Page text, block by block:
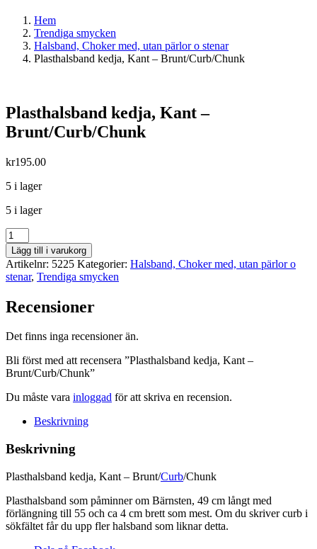
Hem
Trendiga smycken
Halsband, Choker med, utan pärlor o stenar
Plasthalsband kedja, Kant – Brunt/Curb/Chunk
Plasthalsband kedja, Kant –
Brunt/Curb/Chunk
kr195.00
5 i lager
5 i lager
Plasthalsband
kedja,
Kant
-
Brunt/Curb/Chunk
Lägg till i varukorg
Artikelnr: 5225 Kategorier: Halsband, Choker med, utan pärlor o
stenar, Trendiga smycken
Recensioner
Det finns inga recensioner än.
Bli först med att recensera ”Plasthalsband kedja, Kant –
Brunt/Curb/Chunk”
Du måste vara inloggad för att skriva en recension.
Beskrivning
Beskrivning
Plasthalsband kedja, Kant – Brunt/Curb/Chunk
Plasthalsband som påminner om Bärnsten, 49 cm långt med
förlängning till 55 och ca 4 cm brett som mest. Om du skriver curb i
sökfältet får du upp fler halsband som liknar detta.